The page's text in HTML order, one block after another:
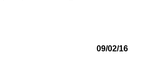
09/02/16